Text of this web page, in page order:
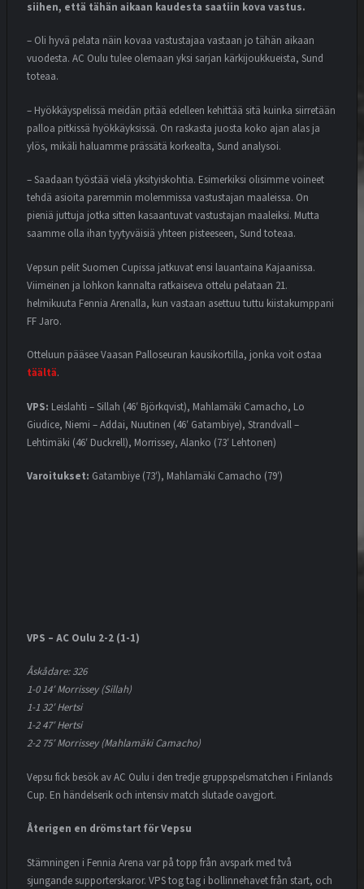
siihen, että tähän aikaan kaudesta saatiin kova vastus.
– Oli hyvä pelata näin kovaa vastustajaa vastaan jo tähän aikaan
vuodesta. AC Oulu tulee olemaan yksi sarjan kärkijoukkueista, Sund
toteaa.
– Hyökkäyspelissä meidän pitää edelleen kehittää sitä kuinka siirretään
palloa pitkissä hyökkäyksissä. On raskasta juosta koko ajan alas ja
ylös, mikäli haluamme prässätä korkealta, Sund analysoi.
– Saadaan työstää vielä yksityiskohtia. Esimerkiksi olisimme voineet
tehdä asioita paremmin molemmissa vastustajan maaleissa. On
pieniä juttuja jotka sitten kasaantuvat vastustajan maaleiksi. Mutta
saamme olla ihan tyytyväisiä yhteen pisteeseen, Sund toteaa.
Vepsun pelit Suomen Cupissa jatkuvat ensi lauantaina Kajaanissa.
Viimeinen ja lohkon kannalta ratkaiseva ottelu pelataan 21.
helmikuuta Fennia Arenalla, kun vastaan asettuu tuttu kiistakumppani
FF Jaro.
Otteluun pääsee Vaasan Palloseuran kausikortilla, jonka voit ostaa
täältä.
VPS: Leislahti – Sillah (46′ Björkqvist), Mahlamäki Camacho, Lo
Giudice, Niemi – Addai, Nuutinen (46′ Gatambiye), Strandvall –
Lehtimäki (46′ Duckrell), Morrissey, Alanko (73′ Lehtonen)
Varoitukset: Gatambiye (73′), Mahlamäki Camacho (79′)
VPS – AC Oulu 2-2 (1-1)
Åskådare: 326
1-0 14′ Morrissey (Sillah)
1-1 32′ Hertsi
1-2 47′ Hertsi
2-2 75′ Morrissey (Mahlamäki Camacho)
Vepsu fick besök av AC Oulu i den tredje gruppspelsmatchen i Finlands
Cup. En händelserik och intensiv match slutade oavgjort.
Återigen en drömstart för Vepsu
Stämningen i Fennia Arena var på topp från avspark med två
sjungande supporterskaror. VPS tog tag i bollinnehavet från start, och